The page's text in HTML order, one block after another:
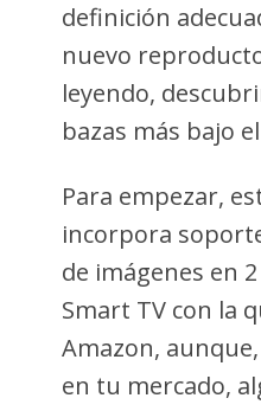
definición
nuevo
leyendo,
bazas más bajo
Para empezar,
incorpora
de imágenes en
Smart TV con la
Amazon,
en tu mercado,